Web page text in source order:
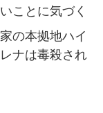
ことに気づく
の本拠地ハイ
ナは毒殺され